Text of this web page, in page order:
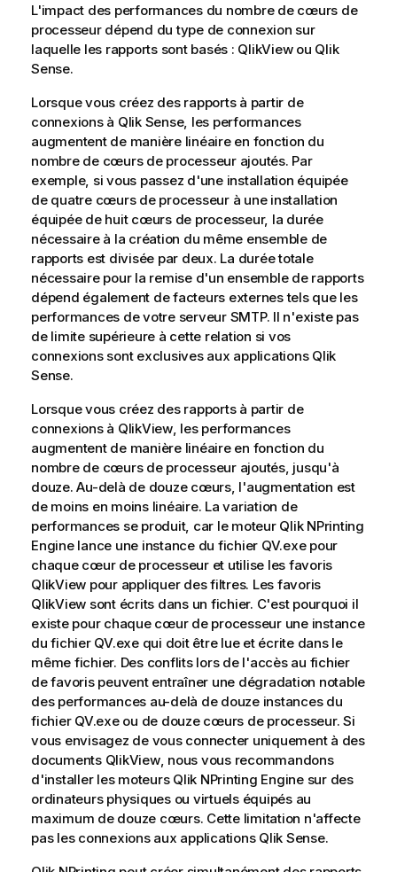
L'impact des performances du nombre de cœurs de
processeur dépend du type de connexion sur
laquelle les rapports sont basés : QlikViewou Qlik
Sense.
Lorsque vous créez des rapports à partir de
connexions à Qlik Sense, les performances
augmentent de manière linéaire en fonction du
nombre de cœurs de processeur ajoutés. Par
exemple, si vous passez d'une installation équipée
de quatre cœurs de processeur à une installation
équipée de huit cœurs de processeur, la durée
nécessaire à la création du même ensemble de
rapports est divisée par deux. La durée totale
nécessaire pour la remise d'un ensemble de rapports
dépend également de facteurs externes tels que les
performances de votre serveur SMTP. Il n'existe pas
de limite supérieure à cette relation si vos
connexions sont exclusives aux applications Qlik
Sense.
Lorsque vous créez des rapports à partir de
connexions à QlikView, les performances
augmentent de manière linéaire en fonction du
nombre de cœurs de processeur ajoutés, jusqu'à
douze. Au-delà de douze cœurs, l'augmentation est
de moins en moins linéaire. La variation de
performances se produit, car le moteur Qlik NPrinting
Enginelance une instance du fichier QV.exepour
chaque cœur de processeur et utilise les favoris
QlikView pour appliquer des filtres. Les favoris
QlikView sont écrits dans un fichier. C'est pourquoi il
existe pour chaque cœur de processeur une instance
du fichier QV.exequi doit être lue et écrite dans le
même fichier. Des conflits lors de l'accès au fichier
de favoris peuvent entraîner une dégradation notable
des performances au-delà de douze instances du
fichier QV.exeou de douze cœurs de processeur. Si
vous envisagez de vous connecter uniquement à des
documents QlikView, nous vous recommandons
d'installer les moteurs Qlik NPrinting Enginesur des
ordinateurs physiques ou virtuels équipés au
maximum de douze cœurs. Cette limitation n'affecte
pas les connexions aux applications Qlik Sense.